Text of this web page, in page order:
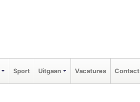
Sport Uitgaan Vacatures Contact